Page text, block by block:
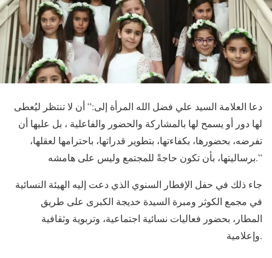
دعا العلامة السيد علي فضل الله المرأة إلى:” أن لا تنتظر ليُعطى
لها دور أو يسمح لها بالمشاركة والحضور والفاعلية ، بل عليها أن
تفرضه، بحضورها، بكفاءتها، بتطوير قدراتها، باحترامها لعقلها،
برساليتها، بأن تكون حاجةً للمجتمع وليس على هامشه.”
جاء ذلك في حفل الإفطار السنوي الذي دعت إليه الهيئة النسائية
في مجمع الكوثر ومبرة السيدة خديجة الكبرى على طريق
المطار، بحضور فعاليات نسائية اجتماعية، وتربوية وثقافية
وإعلامية.